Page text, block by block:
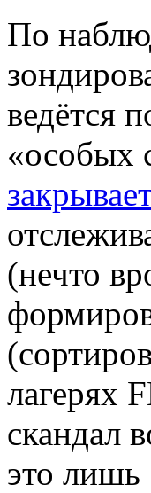
По
ведётся
«особых
(нечто
лагерях
скандал
это лишь